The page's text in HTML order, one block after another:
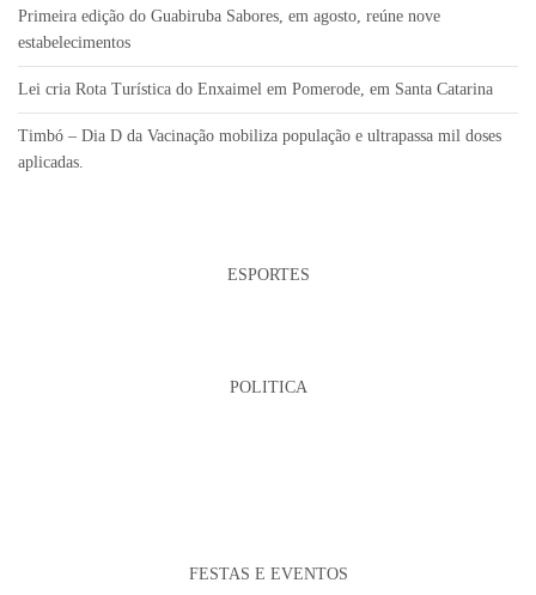
Primeira edição do Guabiruba Sabores, em agosto, reúne nove
estabelecimentos
Lei cria Rota Turística do Enxaimel em Pomerode, em Santa Catarina
Timbó – Dia D da Vacinação mobiliza população e ultrapassa mil doses
aplicadas.
ESPORTES
POLITICA
FESTAS E EVENTOS